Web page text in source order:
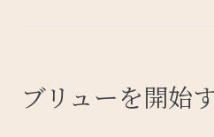
ブリューを開始